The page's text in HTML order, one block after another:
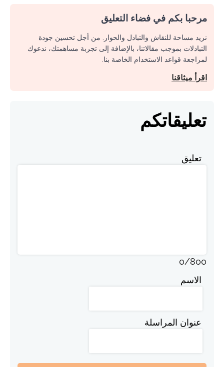
مرحبا بكم في فضاء التعليق
نريد مساحة للنقاش والتبادل والحوار. من أجل تحسين جودة
التبادلات بموجب مقالاتنا، بالإضافة إلى تجربة مساهمتك، ندعوك
لمراجعة قواعد الاستخدام الخاصة بنا.
اقرأ ميثاقنا
تعليقاتكم
تعليق
0/800
الاسم
عنوان المراسلة